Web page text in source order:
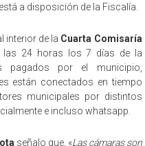
a disposición de la Fiscalía.
interior de la Cuarta Comisaría
las 24 horas los 7 días de la
pagados por el municipio,
están conectados en tiempo
municipales por distintos
e incluso whatsapp.
señalo que, «Las cámaras son